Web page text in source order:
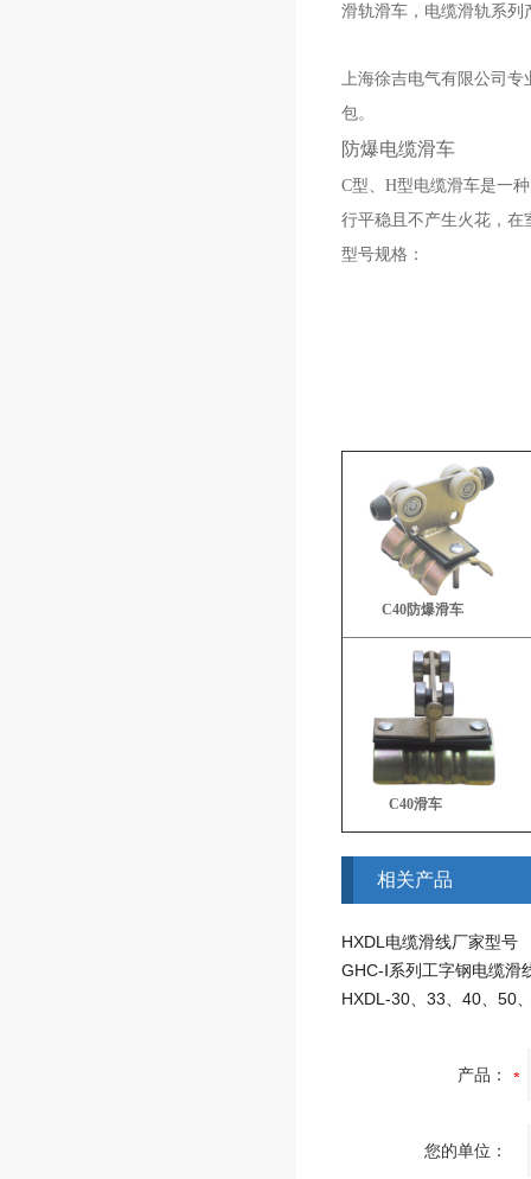
滑轨滑车，电缆滑轨 系列
上海徐吉电气有限公司
包。
防爆电缆滑车
C型、H型电缆滑车是一
行平稳且不产生火花，在
型号规格：
C40防爆滑车
C40滑车
相关产品
HXDL电缆滑线厂家型号
GHC-Ⅰ系列工字钢电缆滑
产品：
您的单位：